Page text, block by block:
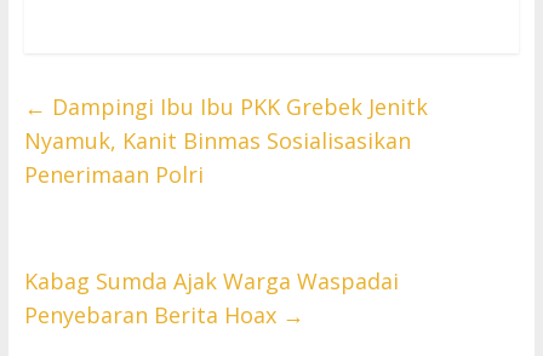
← Dampingi Ibu Ibu PKK Grebek Jenitk
Nyamuk, Kanit Binmas Sosialisasikan
Penerimaan Polri
Kabag Sumda Ajak Warga Waspadai
Penyebaran Berita Hoax →